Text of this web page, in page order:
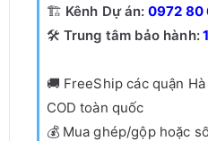
🏗️ Kênh Dự án: 0972 80
🛠️ Trung tâm bảo hành:
🚚 FreeShip các quận
COD toàn quốc
💰 Mua ghép/gộp hoặc